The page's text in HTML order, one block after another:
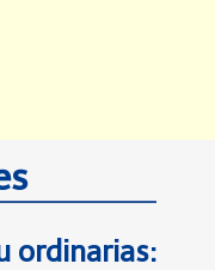
ordinarias: